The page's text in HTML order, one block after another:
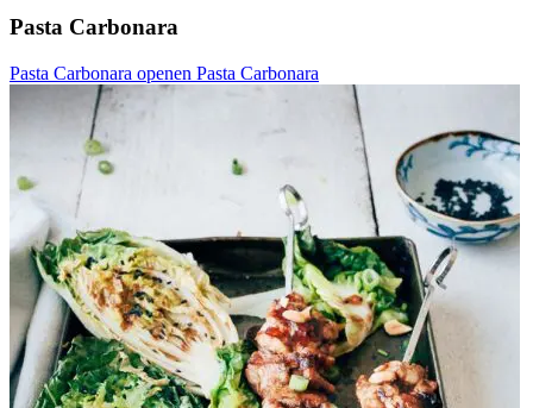
Pasta Carbonara
Pasta Carbonara openen Pasta Carbonara